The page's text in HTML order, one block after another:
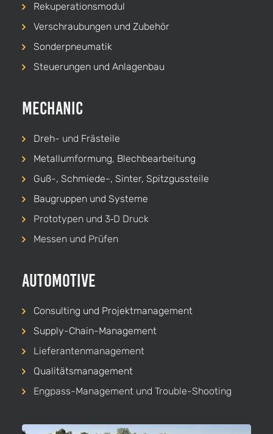
Rekuperationsmodul
Verschraubungen und Zubehör
Sonderpneumatik
Steuerungen und Anlagenbau
Mechanic
Dreh- und Frästeile
Metallumformung, Blechbearbeitung
Guß-, Schmiede-, Sinter, Spitzgussteile
Baugruppen und Systeme
Prototypen und 3‑D Druck
Messen und Prüfen
Automotive
Consulting und Projekt­management
Supply-Chain-Management
Lieferanten­management
Qualitäts­management
Engpass-Management und Trouble-Shooting